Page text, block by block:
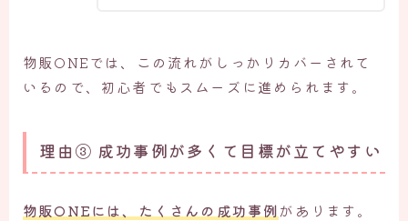
物販ONEでは、この流れがしっかりカバーされて
いるので、初心者でもスムーズに進められます。
理由③ 成功事例が多くて目標が立てやすい
物販ONEには、 たくさんの成功事例があります。